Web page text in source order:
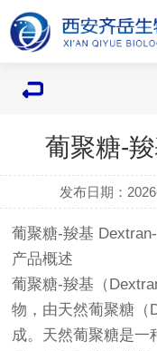
葡聚糖-
发布日期：
葡聚糖-羧基
产品概述
葡聚糖-羧基（
物，由天然葡聚糖（
成。天然葡聚糖是一